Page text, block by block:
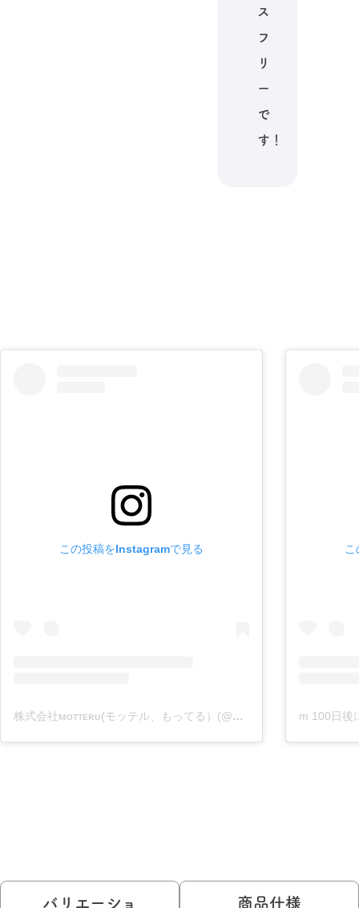
ス
フ
リ
ー
で
す！
この投稿をInstagramで見る
株式会社ᴍᴏᴛᴛᴇʀᴜ(モッテル、もってる）(@motteru_enjoy)がシェアした投稿
バリエーショ 商品仕様